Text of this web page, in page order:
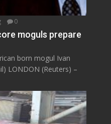
0
moguls prepare
born mogul Ivan
LONDON (Reuters) –